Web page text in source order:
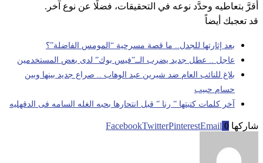
أقرَّ بتعاطيه وحدَّد نوعه في التحقيقات، فضلًا عن نوع آخر.
قد تعجبك أيضاً
بعد إثارتها للجدل.. ما قصة مسرحية “المومس الفاضلة”؟
عاجل .. عطل جديد يضرب الــ”فيس بوك” لدى بعض المستخدمين
بلاغ للنائب العام ضد شيرين عبد الوهاب .. صراع جديد بينها وبين
حسام حبيب
آخر كلمات كتبتها ” رنا ” قبل انتحارها بحبه الغله السامه فى الدقهليه
شاركها 0
FacebookTwitterPinterestEmail